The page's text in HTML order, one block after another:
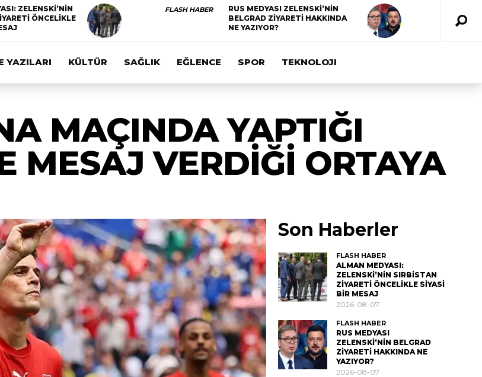
ZELENSKİ’NİN
ÖNCELİKLE
FLASH HABER
RUS MEDYASI ZELENSKİ’NİN
BELGRAD ZİYARETİ HAKKINDA
NE YAZIYOR?
YAZILARI KÜLTÜR SAĞLIK EĞLENCE SPOR TEKNOLOJI
MAÇINDA YAPTIĞI
MESAJ VERDİĞİ ORTAYA
Son Haberler
FLASH HABER
ALMAN MEDYASI:
ZELENSKİ’NİN SIRBİSTAN
ZİYARETİ ÖNCELİKLE SİYASİ
BİR MESAJ
2026-08-07
FLASH HABER
RUS MEDYASI
ZELENSKİ’NİN BELGRAD
ZİYARETİ HAKKINDA NE
YAZIYOR?
2026-08-07